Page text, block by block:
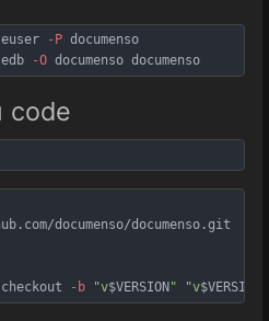
-P documenso
-O documenso documenso
code
documenso/documenso.git
checkout -b "v$VERSION " "v$VERSION